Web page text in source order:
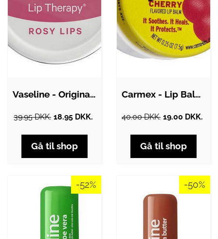
Vaseline - Original Lip Therapy Rose…
39.95 DKK. 18.95 DKK.
Gå til shop
Carmex - Lip Balm Cherry Krukke - 7,5 g
40.00 DKK. 19.00 DKK.
Gå til shop
-52% -50%